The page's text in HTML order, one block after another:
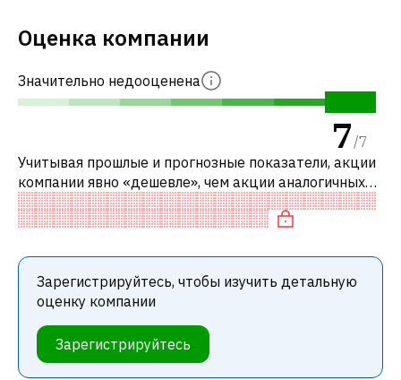
Оценка компании
Значительно недооценена
7/7
Учитывая прошлые и прогнозные показатели, акции
компании явно «дешевле», чем акции аналогичных
компаний. В частности, акция компании «дешевая»
по EV/EBITDA и недооценена
Зарегистрируйтесь, чтобы изучить детальную
оценку компании
Зарегистрируйтесь